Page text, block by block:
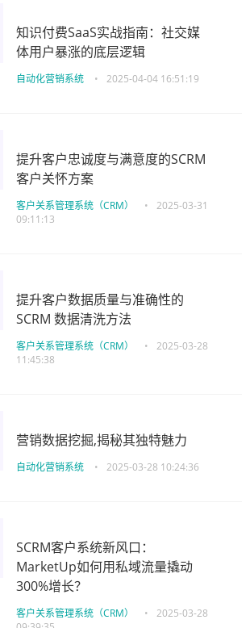
知识付费SaaS实战指南：社交媒
体用户暴涨的底层逻辑
自动化营销系统 • 2025-04-04 16:51:19
提升客户忠诚度与满意度的SCRM
客户关怀方案
客户关系管理系统（CRM） •
2025-03-31
09:11:13
提升客户数据质量与准确性的
SCRM 数据清洗方法
客户关系管理系统（CRM） •
2025-03-28
11:45:38
营销数据挖掘,揭秘其独特魅力
自动化营销系统 • 2025-03-28 10:24:36
SCRM客户系统新风口：
MarketUp如何用私域流量撬动
300%增长？
客户关系管理系统（CRM） •
2025-03-28